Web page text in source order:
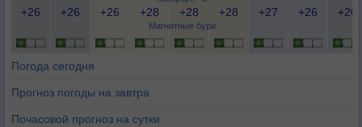
Магнитные бури
+26 +26 +26 +28 +28 +28 +27 +26 +26
Погода сегодня
Прогноз погоды на завтра
Почасовой прогноз на сутки